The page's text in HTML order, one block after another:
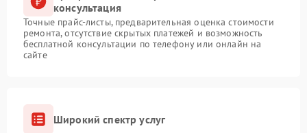
консультация
Точные прайс-листы, предварительная оценка стоимости
ремонта, отсутствие скрытых платежей и возможность
бесплатной консультации по телефону или онлайн на
сайте
Широкий спектр услуг